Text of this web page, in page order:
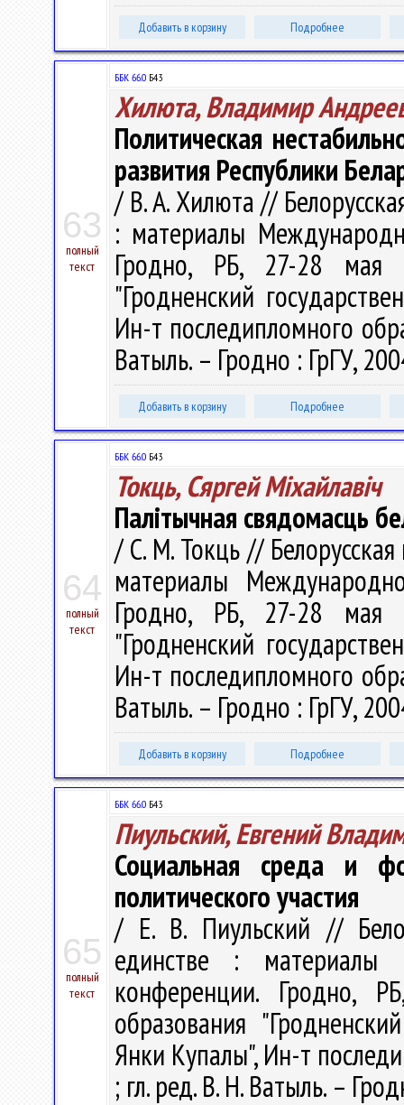
Добавить в корзину Подробнее
63
полный
текст
ББК 66.0 Б43
Хилюта, Владимир
Политическая
развития Республики
/ В. А. Хилюта //
: материалы
Гродно, РБ, 27-28 мая
"Гродненский
Ин-т последипломного
Ватыль. – Гродно : ГрГУ,
Добавить в корзину Подробнее
64
полный
текст
ББК 66.0 Б43
Токць, Сяргей Міхайлавіч
Палітычная свядомасць
/ С. М. Токць //
материалы
Гродно, РБ, 27-28 мая
"Гродненский
Ин-т последипломного
Ватыль. – Гродно : ГрГУ,
Добавить в корзину Подробнее
65
полный
текст
ББК 66.0 Б43
Пиульский, Евгений
Социальная среда и
политического участия
/ Е. В. Пиульский //
единстве : материалы
конференции. Гродно,
образования
Янки Купалы", Ин-т
; гл. ред. В. Н. Ватыль. –